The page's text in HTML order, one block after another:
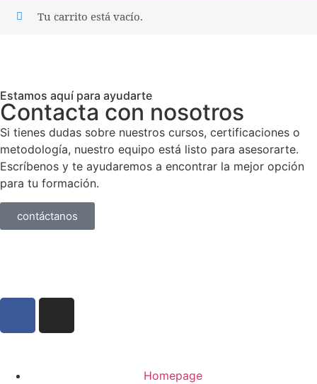
Tu carrito está vacío.
Estamos aquí para ayudarte
Contacta con nosotros
Si tienes dudas sobre nuestros cursos, certificaciones o
metodología, nuestro equipo está listo para asesorarte.
Escríbenos y te ayudaremos a encontrar la mejor opción
para tu formación.
contáctanos
Homepage